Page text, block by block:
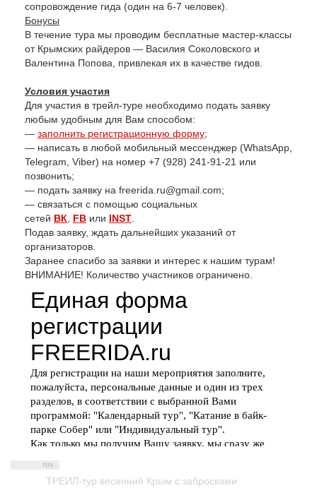
сопровождение гида (один на 6-7 человек).
Бонусы
В течение тура мы проводим бесплатные мастер-классы
от Крымских райдеров — Василия Соколовского и
Валентина Попова, привлекая их в качестве гидов.
Условия участия
Для участия в трейл-туре необходимо подать заявку
любым удобным для Вам способом:
— заполнить регистрационную форму;
— написать в любой мобильный мессенджер (WhatsApp,
Telegram, Viber) на номер +7 (928) 241-91-21 или
позвонить;
— подать заявку на freerida.ru@gmail.com;
— связаться с помощью социальных
сетей ВК, FB или INST.
Подав заявку, ждать дальнейших указаний от
организаторов.
Заранее спасибо за заявки и интерес к нашим турам!
ВНИМАНИЕ! Количество участников ограничено.
ТРЕИЛ-тур весенний Крым с забросками